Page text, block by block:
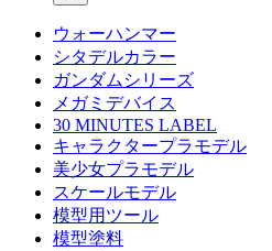
ウォーハンマー
シタデルカラー
ガンダムシリーズ
メガミデバイス
30 MINUTES LABEL
キャラクタープラモデル
美少女プラモデル
スケールモデル
模型用ツール
模型塗料